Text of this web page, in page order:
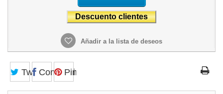
Añadir a la lista de deseos
TweetCompartirPinterest